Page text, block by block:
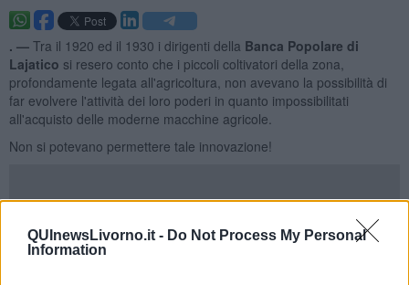
QUInewsLivorno.it - Do Not Process My Personal
Information
. — Tra il 1920 ed il 1930 i dirigenti della Banca Popolare di
Lajatico si resero conto che i piccoli coltivatori della zona,
profondamente legata all'agricoltura, non avevano la possibilità di
far evolvere l'attività dei loro poderi in quanto impossibilitati
all'acquisto delle moderne macchine agricole.
Non si potevano permettere tale innovazione!
Quegli amministratori lungimiranti fecero acquistare dalla Banca
due nuove trebbiatrici; una macchina grande ed una piccola in